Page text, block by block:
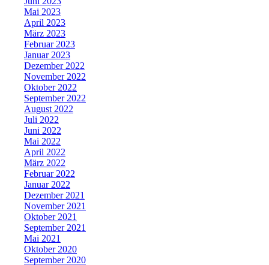
Mai 2023
April 2023
März 2023
Februar 2023
Januar 2023
Dezember 2022
November 2022
Oktober 2022
September 2022
August 2022
Juli 2022
Juni 2022
Mai 2022
April 2022
März 2022
Februar 2022
Januar 2022
Dezember 2021
November 2021
Oktober 2021
September 2021
Mai 2021
Oktober 2020
September 2020